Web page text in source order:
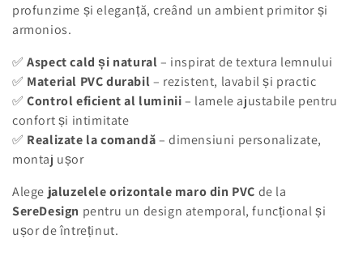
profunzime și eleganță, creând un ambient primitor și
armonios.
✅Aspect cald și natural– inspirat de textura lemnului
✅ Material PVC durabil– rezistent, lavabil și practic
✅Control eficient al luminii– lamele ajustabile pentru
confort și intimitate
✅ Realizate la comandă– dimensiuni personalizate,
montaj ușor
Alege jaluzelele orizontale maro din PVC de la
SereDesign pentru un design atemporal, funcțional și
ușor de întreținut.